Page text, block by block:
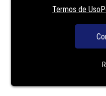
Termos de Uso